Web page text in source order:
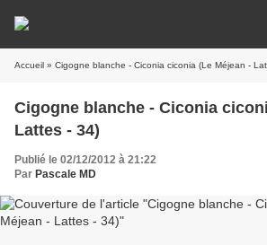
Accueil » Cigogne blanche - Ciconia ciconia (Le Méjean -
Cigogne blanche - Ciconia
Lattes - 34)
Publié le 02/12/2012 à 21:22
Par Pascale MD